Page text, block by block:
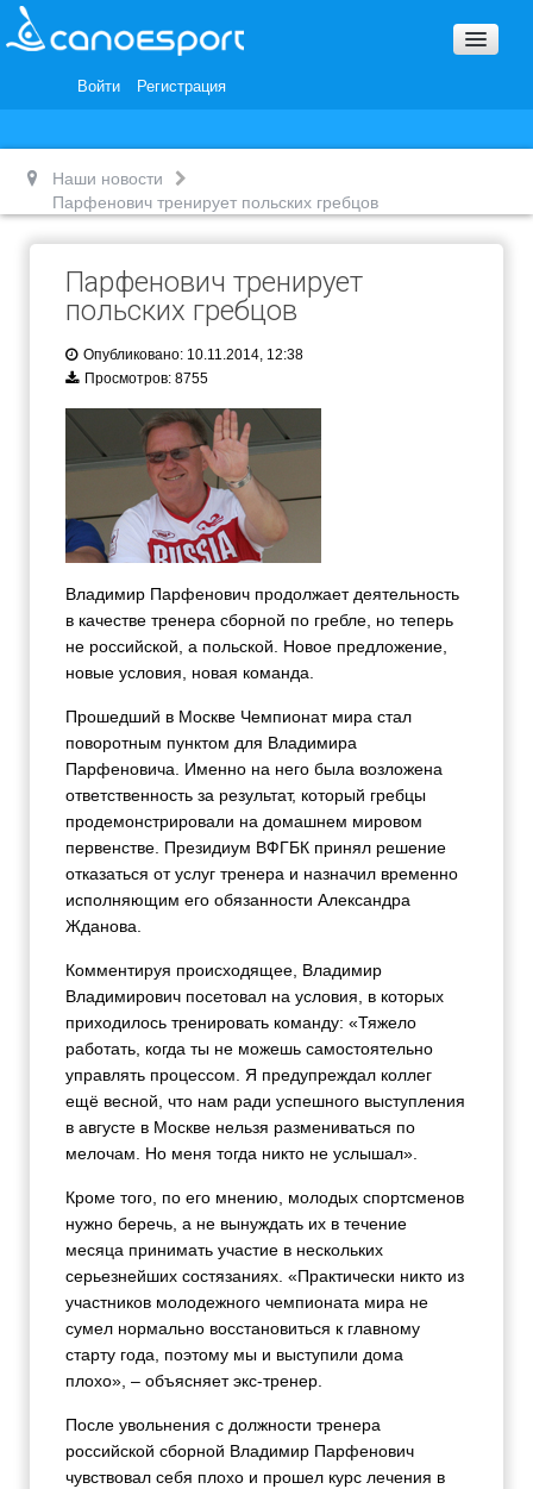
Войти Регистрация
Награды и Благодарности
Наши новости
Парфенович тренирует польских гребцов
Парфенович тренирует
польских гребцов
Опубликовано: 10.11.2014, 12:38
Просмотров: 8755
Владимир Парфенович продолжает деятельность
в качестве тренера сборной по гребле, но теперь
не российской, а польской. Новое предложение,
новые условия, новая команда.
Прошедший в Москве Чемпионат мира стал
поворотным пунктом для Владимира
Парфеновича. Именно на него была возложена
ответственность за результат, который гребцы
продемонстрировали на домашнем мировом
первенстве. Президиум ВФГБК принял решение
отказаться от услуг тренера и назначил временно
исполняющим его обязанности Александра
Жданова.
Комментируя происходящее, Владимир
Владимирович посетовал на условия, в которых
приходилось тренировать команду: «Тяжело
работать, когда ты не можешь самостоятельно
управлять процессом. Я предупреждал коллег
ещё весной, что нам ради успешного выступления
в августе в Москве нельзя размениваться по
мелочам. Но меня тогда никто не услышал».
Кроме того, по его мнению, молодых спортсменов
нужно беречь, а не вынуждать их в течение
месяца принимать участие в нескольких
серьезнейших состязаниях. «Практически никто из
участников молодежного чемпионата мира не
сумел нормально восстановиться к главному
старту года, поэтому мы и выступили дома
плохо», – объясняет экс-тренер.
После увольнения с должности тренера
российской сборной Владимир Парфенович
чувствовал себя плохо и прошел курс лечения в